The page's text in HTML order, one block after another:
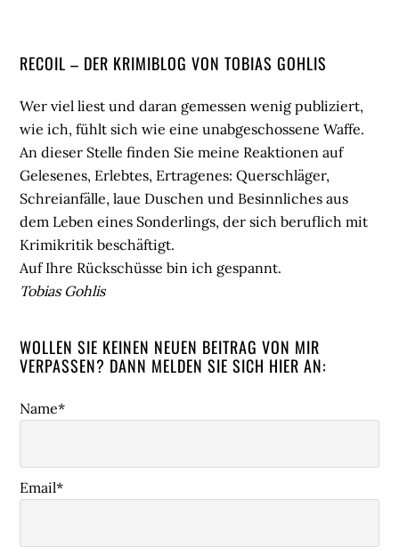
Seitenspalte
RECOIL – DER KRIMIBLOG VON TOBIAS GOHLIS
Wer viel liest und daran gemessen wenig publiziert,
wie ich, fühlt sich wie eine unabgeschossene Waffe.
An dieser Stelle finden Sie meine Reaktionen auf
Gelesenes, Erlebtes, Ertragenes: Querschläger,
Schreianfälle, laue Duschen und Besinnliches aus
dem Leben eines Sonderlings, der sich beruflich mit
Krimikritik beschäftigt.
Auf Ihre Rückschüsse bin ich gespannt.
Tobias Gohlis
WOLLEN SIE KEINEN NEUEN BEITRAG VON MIR
VERPASSEN? DANN MELDEN SIE SICH HIER AN:
Name*
Email*